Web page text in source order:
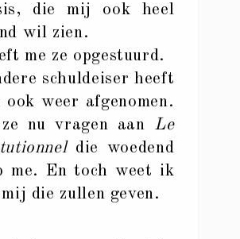
die mij ook heel
wil zien.
me ze opgestuurd.
schuldeiser heeft
ook weer afgenomen.
nu vragen aan Le
die woedend
me. En toch weet ik
die zullen geven.